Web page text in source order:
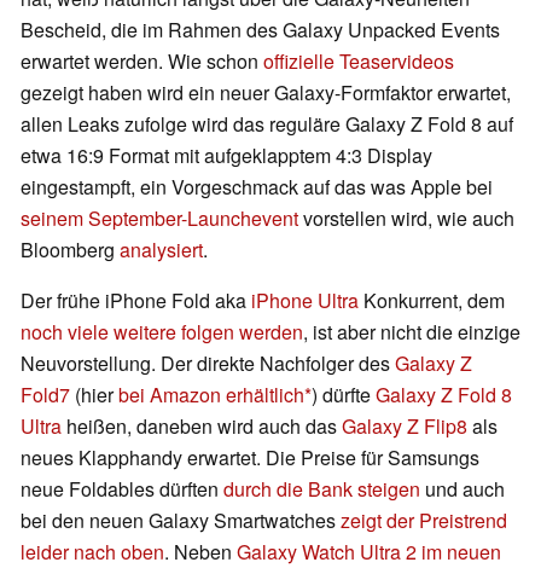
Bescheid, die im Rahmen des Galaxy Unpacked Events
erwartet werden. Wie schon offizielle Teaservideos
gezeigt haben wird ein neuer Galaxy-Formfaktor erwartet,
allen Leaks zufolge wird das reguläre Galaxy Z Fold 8 auf
etwa 16:9 Format mit aufgeklapptem 4:3 Display
eingestampft, ein Vorgeschmack auf das was Apple bei
seinem September-Launcheventvorstellen wird, wie auch
Bloomberg analysiert.
Der frühe iPhone Fold aka iPhone Ultra Konkurrent, dem
noch viele weitere folgen werden, ist aber nicht die einzige
Neuvorstellung. Der direkte Nachfolger desGalaxy Z
Fold7 (hierbei Amazon erhältlich ) dürfteGalaxy Z Fold 8
Ultra heißen, daneben wird auch dasGalaxy Z Flip8 als
neues Klapphandy erwartet. Die Preise für Samsungs
neue Foldables dürften durch die Bank steigen und auch
bei den neuen Galaxy Smartwatcheszeigt der Preistrend
leider nach oben. Neben Galaxy Watch Ultra 2 im neuen